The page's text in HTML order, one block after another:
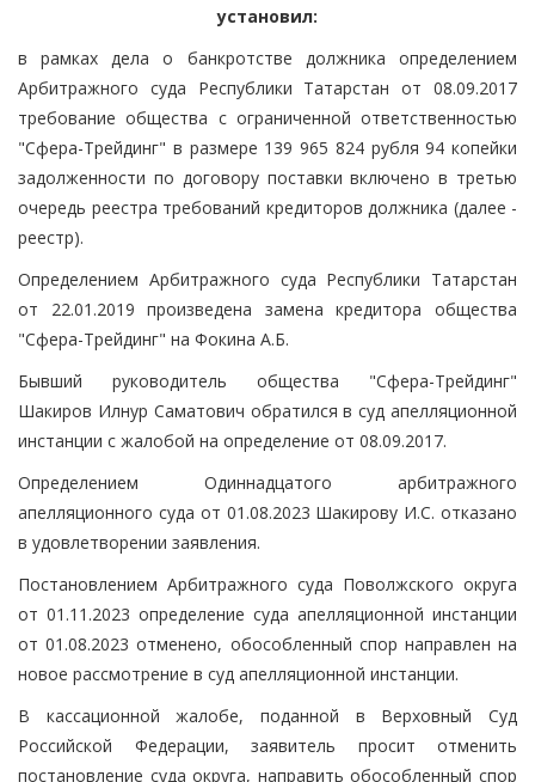
установил:
в рамках дела о банкротстве должника определением
Арбитражного суда Республики Татарстан от 08.09.2017
требование общества с ограниченной ответственностью
"Сфера-Трейдинг" в размере 139 965 824 рубля 94 копейки
задолженности по договору поставки включено в третью
очередь реестра требований кредиторов должника (далее -
реестр).
Определением Арбитражного суда Республики Татарстан
от 22.01.2019 произведена замена кредитора общества
"Сфера-Трейдинг" на Фокина А.Б.
Бывший руководитель общества "Сфера-Трейдинг"
Шакиров Илнур Саматович обратился в суд апелляционной
инстанции с жалобой на определение от 08.09.2017.
Определением Одиннадцатого арбитражного
апелляционного суда от 01.08.2023 Шакирову И.С. отказано
в удовлетворении заявления.
Постановлением Арбитражного суда Поволжского округа
от 01.11.2023 определение суда апелляционной инстанции
от 01.08.2023 отменено, обособленный спор направлен на
новое рассмотрение в суд апелляционной инстанции.
В кассационной жалобе, поданной в Верховный Суд
Российской Федерации, заявитель просит отменить
постановление суда округа, направить обособленный спор